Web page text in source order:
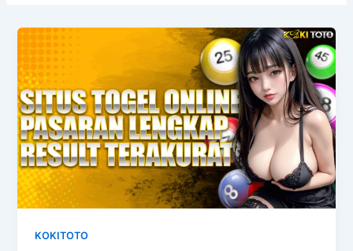
KOKITOTO